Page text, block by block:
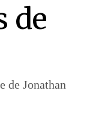
de
de Jonathan